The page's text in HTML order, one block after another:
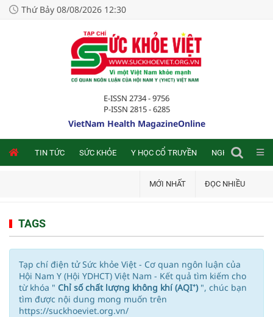
Thứ Bảy 08/08/2026 12:30
E-ISSN 2734 - 9756
P-ISSN 2815 - 6285
VietNam Health MagazineOnline
TIN TỨC SỨC KHỎE Y HỌC CỔ TRUYỀN NGHIÊN CỨU
MỚI NHẤT ĐỌC NHIỀU
TAGS
Tạp chí điện tử Sức khỏe Việt - Cơ quan ngôn luận của
Hội Nam Y (Hội YDHCT) Việt Nam - Kết quả tìm kiếm cho
từ khóa " Chỉ số chất lượng không khí (AQI⁺) ", chúc bạn
tìm được nội dung mong muốn trên
https://suckhoeviet.org.vn/